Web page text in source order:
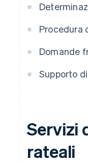
Procedura
Domande
Supporto
Servizi
rateali